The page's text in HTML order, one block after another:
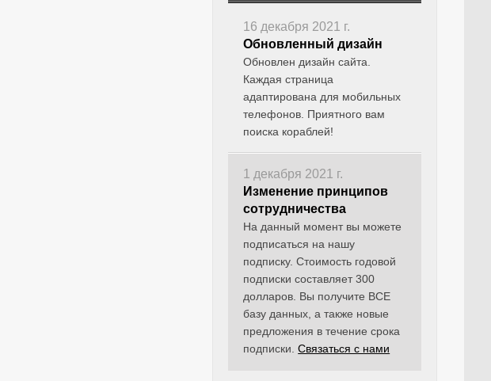
16 декабря 2021 г.
Обновленный дизайн
Обновлен дизайн сайта.
Каждая страница
адаптирована для мобильных
телефонов. Приятного вам
поиска кораблей!
1 декабря 2021 г.
Изменение принципов
сотрудничества
На данный момент вы можете
подписаться на нашу
подписку. Стоимость годовой
подписки составляет 300
долларов. Вы получите ВСЕ
базу данных, а также новые
предложения в течение срока
подписки.Связаться с нами